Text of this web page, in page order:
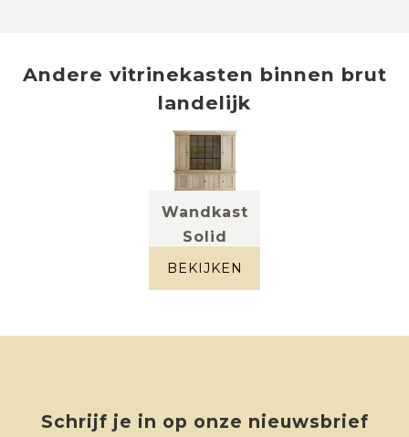
Andere vitrinekasten binnen brut
landelijk
Wandkast
Solid
BEKIJKEN
Schrijf je in op onze nieuwsbrief